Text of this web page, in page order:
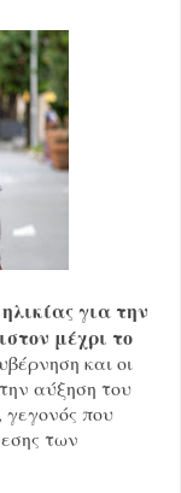
για την
μέχρι το
και οι
αύξηση του
που
των